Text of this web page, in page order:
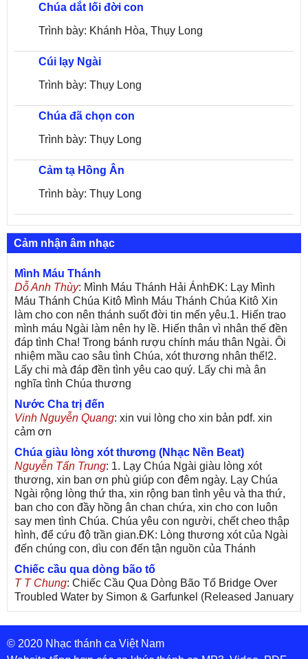
Chúa dắt lối đời con
Trình bày: Khánh Hòa, Thụy Long
Cúi lạy Ngài
Trình bày: Thụy Long
Chúa đã chọn con
Trình bày: Thụy Long
Cảm tạ Hồng Ân
Trình bày: Thụy Long
Cảm nhận âm nhạc
Mình Máu Thánh
Dỗ Anh Thùy: Mình Máu Thánh Hải ÁnhĐK: Lạy Mình
Máu Thánh Chúa Kitô Mình Máu Thánh Chúa Kitô Xin
làm cho con nên thánh suốt đời tin mến yêu.1. Hiến trao
mình máu Ngài làm nên hy lề. Hiến thân vì nhân thế đền
đáp tình Cha! Trong bánh rượu chính máu thân Ngài. Ôi
nhiệm mầu cao sâu tình Chúa, xót thương nhân thế!2.
Lấy chi mà đáp đền tình yêu cao quý. Lấy chi mà ân
nghĩa tình Chúa thương
Nước Cha trị đến
Vinh Nguyễn Quang: xin vui lòng cho xin bản pdf. xin
cảm ơn
Chúa giàu lòng xót thương (Nhạc Nền Beat)
Nguyễn Tấn Trung: 1. Lạy Chúa Ngài giàu lòng xót
thương, xin ban ơn phù giúp con đêm ngày. Lạy Chúa
Ngài rộng lòng thứ tha, xin rộng ban tình yêu và tha thứ,
ban cho con đầy hồng ân chan chứa, xin cho con luôn
say men tình Chúa. Chúa yêu con người, chết cheo thập
hình, để cứu độ trần gian.ĐK: Lòng thương xót của Ngài
đến chúng con, dìu con đến tận nguồn của Thánh
Chiếc cầu qua dòng bão tố
T T Chung: Chiếc Cầu Qua Dòng Bão Tố Bridge Over
Troubled Water by Simon & Garfunkel (Released January
26, 1970) Lời Việt: Nhạc Sĩ Vũ Đức Nghiêm Trình Bày:
Chung Tử Lưu
De Colores! (Lời Việt)
© 2020 Nhạc thánh ca Việt Nam